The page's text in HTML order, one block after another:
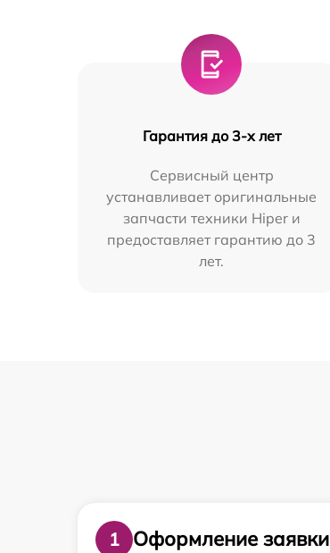
Гарантия до 3-х лет
Сервисный центр
устанавливает оригинальные
запчасти техники Hiper и
предоставляет гарантию до 3
лет.
1
Оформление заявки